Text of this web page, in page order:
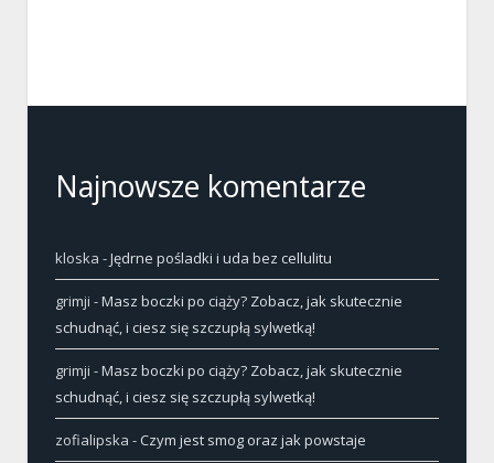
Najnowsze komentarze
kloska -Jędrne pośladki i uda bez cellulitu
grimji -Masz boczki po ciąży? Zobacz, jak skutecznie
schudnąć, i ciesz się szczupłą sylwetką!
grimji -Masz boczki po ciąży? Zobacz, jak skutecznie
schudnąć, i ciesz się szczupłą sylwetką!
zofialipska -Czym jest smog oraz jak powstaje